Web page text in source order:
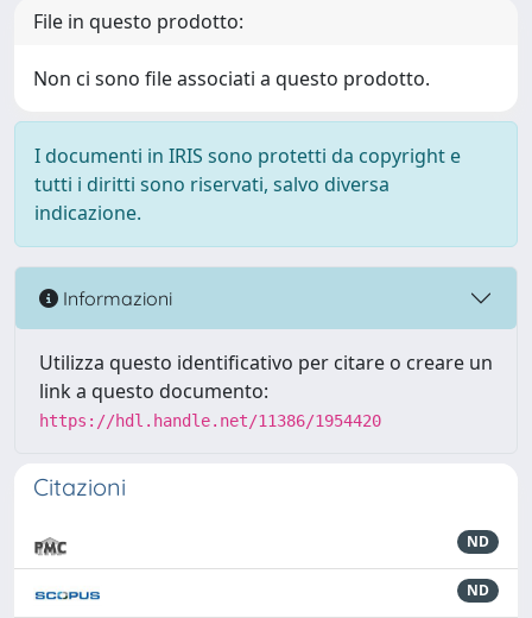
File in questo prodotto:
Non ci sono file associati a questo prodotto.
I documenti in IRIS sono protetti da copyright e
tutti i diritti sono riservati, salvo diversa
indicazione.
Informazioni
Utilizza questo identificativo per citare o creare un
link a questo documento:
https://hdl.handle.net/11386/1954420
Citazioni
ND
ND